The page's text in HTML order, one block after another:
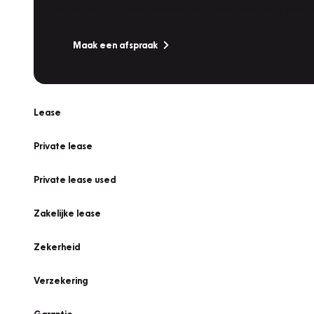
Maak een afspraak
Lease
Private lease
Private lease used
Zakelijke lease
Zekerheid
Verzekering